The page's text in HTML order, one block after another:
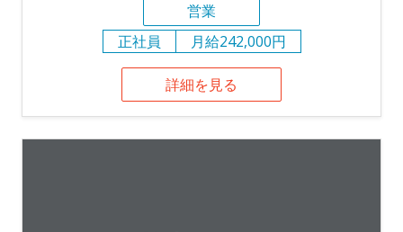
営業
正社員
月給242,000円
詳細を見る